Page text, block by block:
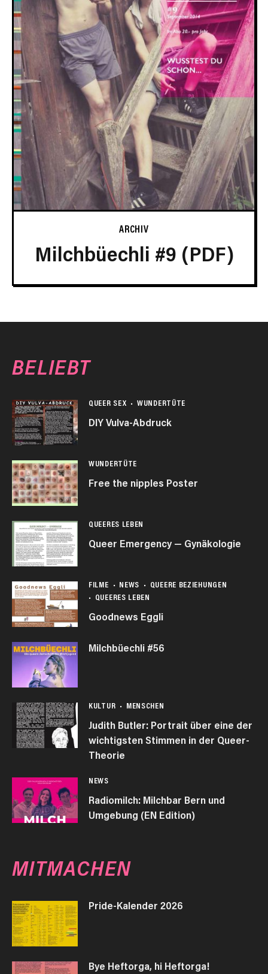
ARCHIV
Milchbüechli #9 (PDF)
BELIEBT
QUEER SEX WUNDERTÜTE
DIY Vulva-Abdruck
WUNDERTÜTE
Free the nipples Poster
QUEERES LEBEN
Queer Emergency — Gynäkologie
FILME NEWS
QUEERE BEZIEHUNGEN
QUEERES LEBEN
Goodnews Eggli
Milchbüechli #56
KULTUR MENSCHEN
Judith Butler: Portrait über eine der
wichtigsten Stimmen in der Queer-
Theorie
NEWS
Radiomilch: Milchbar Bern und
Umgebung (EN Edition)
MITMACHEN
Pride-Kalender 2026
Bye Heftorga, hi Heftorga!